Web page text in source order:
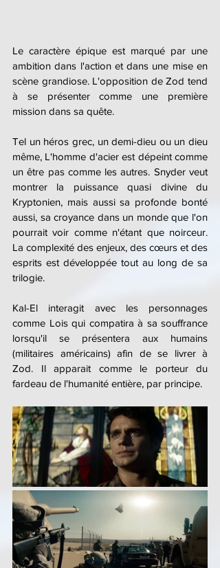
Le caractère épique est marqué par une
ambition dans l'action et dans une mise en
scène grandiose. L'opposition de Zod tend
à se présenter comme une première
mission dans sa quête.
Tel un héros grec, un demi-dieu ou un dieu
même, L'homme d'acier est dépeint comme
un être pas comme les autres. Snyder veut
montrer la puissance quasi divine du
Kryptonien, mais aussi sa profonde bonté
aussi, sa croyance dans un monde que l'on
pourrait voir comme n'étant que noirceur.
La complexité des enjeux, des cœurs et des
esprits est développée tout au long de sa
trilogie.
Kal-El interagit avec les personnages
comme Lois qui compatira à sa souffrance
lorsqu'il se présentera aux humains
(militaires américains) afin de se livrer à
Zod. Il apparait comme le porteur du
fardeau de l'humanité entière, par principe.